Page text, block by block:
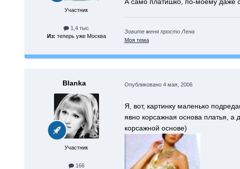
Участник
1,4 тыс
Из: теперь уже Москва
Зовите меня просто Лена
Моя тема
Blanka
Участник
166
Опубликовано 4 мая, 2006
Я, вот, картинку маленько
явно корсажная основа платья, а
корсажной основе)